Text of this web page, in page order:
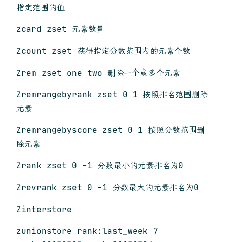
指定范围的值
zcard zset 元素数量
Zcount zset 获得指定分数范围内的元素个数
Zrem zset one two 删除一个或多个元素
Zremrangebyrank zset 0 1 按照排名范围删除
元素
Zremrangebyscore zset 0 1 按照分数范围删
除元素
Zrank zset 0 -1 分数最小的元素排名为0
Zrevrank zset 0 -1 分数最大的元素排名为0
Zinterstore
zunionstore rank:last_week 7